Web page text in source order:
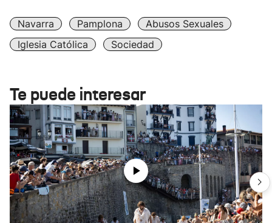
Navarra Pamplona
Abusos Sexuales
Iglesia Católica
Sociedad
Te puede interesar